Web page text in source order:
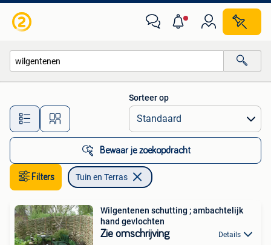
Alle afstanden…
Sorteer op
Bewaar je zoekopdracht
Filters Tuin en Terras
Wilgentenen schutting ; ambachtelijk
hand gevlochten
Zie omschrijving Details